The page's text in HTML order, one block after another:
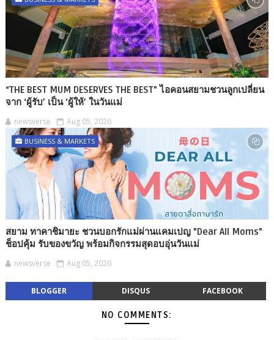
“THE BEST MUM DESERVES THE BEST” ไอคอนสยามชวนลูกเปลี่ยน
จาก ‘ผู้รับ’ เป็น ‘ผู้ให้’ ในวันแม่
newsverse Aug 05, 2026
BUSINESS & MARKETS
สยาม ทาคาชิมายะ ชวนบอกรักแม่ผ่านแคมเปญ "Dear All Moms"
ช็อปคุ้ม รับของขวัญ พร้อมกิจกรรมสุดอบอุ่นวันแม่
newsverse Aug 05, 2026
BLOGGER DISQUS FACEBOOK
NO COMMENTS: